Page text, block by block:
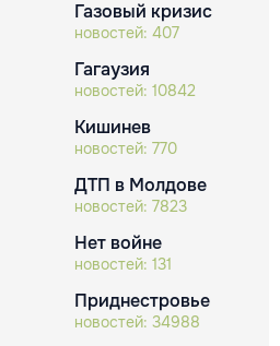
Газовый кризис
новостей: 407
Гагаузия
новостей: 10842
Кишинев
новостей: 770
ДТП в Молдове
новостей: 7823
Нет войне
новостей: 131
Приднестровье
новостей: 34988